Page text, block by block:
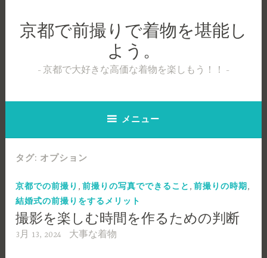
プ
京都で前撮りで着物を堪能し
よう。
京都で大好きな高価な着物を楽しもう！！
メニュー
タグ: オプション
京都での前撮り ,前撮りの写真でできること ,前撮りの時期
結婚式の前撮りをするメリット
撮影を楽しむ時間を作るための判断
3月 13, 2024 大事な着物